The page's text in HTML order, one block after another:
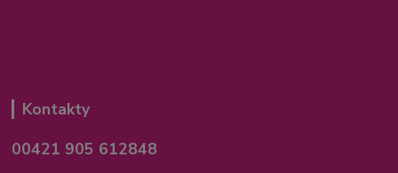
Kontakty
00421 905 612848